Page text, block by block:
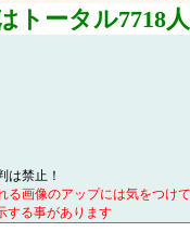
トータル7718
は禁止！
画像のアップには気をつけ
する事があります